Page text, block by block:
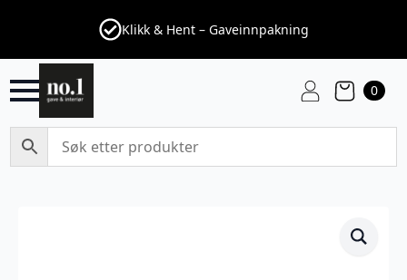
Klikk & Hent – Gaveinnpakning
0